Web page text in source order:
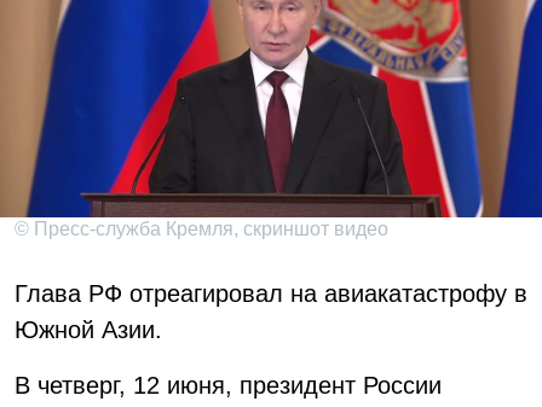
© Пресс-служба Кремля, скриншот видео
Глава РФ отреагировал на авиакатастрофу в
Южной Азии.
В четверг, 12 июня, президент России